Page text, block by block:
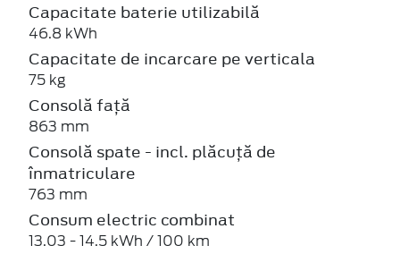
Capacitate baterie utilizabilă
46.8 kWh
Capacitate de incarcare pe verticala
75 kg
Consolă față
863 mm
Consolă spate - incl. plăcuță de
înmatriculare
763 mm
Consum electric combinat
13.03 - 14.5 kWh / 100 km